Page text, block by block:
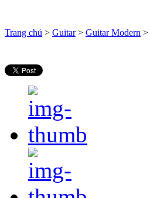
Trang chủ > Guitar> Guitar Modern >